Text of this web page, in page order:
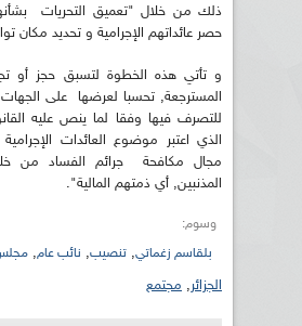
ذلك من خلال "تعميق التحريات
حصر عائداتهم الإجرامية و تحديد مكان
و تأتي هذه الخطوة لتسبق حجز أو
المسترجعة, تحسبا لعرضها على الجهات
للتصرف فيها وفقا لما ينص عليه
الذي اعتبر موضوع العائدات
مجال مكافحة جرائم الفساد من
المذنبين, أي ذمتهم المالية".
وسوم:
بلقاسم زغماتي, تنصيب, نائب عام, مجلس
الجزائر, مجتمع